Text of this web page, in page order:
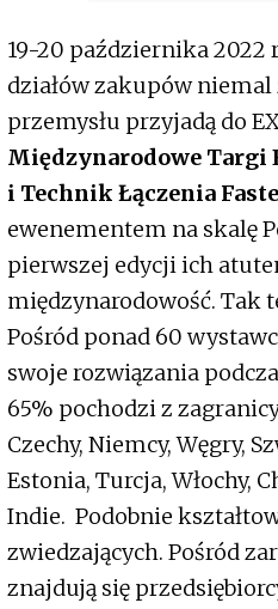
19-20 października 2022
działów zakupów niemal
przemysłu przyjadą do
Międzynarodowe Targi
i Technik Łączenia
ewenementem na skalę
pierwszej edycji ich
międzynarodowość. Tak
Pośród ponad 60
swoje rozwiązania
65% pochodzi z
Czechy, Niemcy, Węgry,
Estonia, Turcja, Włochy,
Indie. Podobnie
zwiedzających. Pośród
znajdują się